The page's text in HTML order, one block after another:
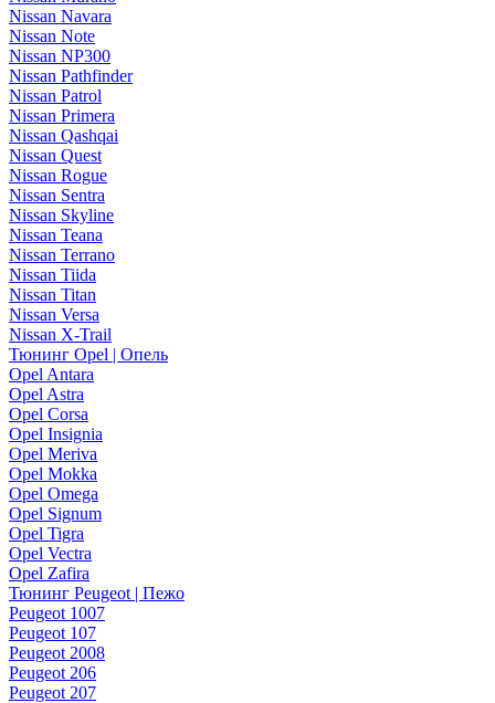
Nissan Navara
Nissan Note
Nissan NP300
Nissan Pathfinder
Nissan Patrol
Nissan Primera
Nissan Qashqai
Nissan Quest
Nissan Rogue
Nissan Sentra
Nissan Skyline
Nissan Teana
Nissan Terrano
Nissan Tiida
Nissan Titan
Nissan Versa
Nissan X-Trail
Тюнинг Opel | Опель
Opel Antara
Opel Astra
Opel Corsa
Opel Insignia
Opel Meriva
Opel Mokka
Opel Omega
Opel Signum
Opel Tigra
Opel Vectra
Opel Zafira
Тюнинг Peugeot | Пежо
Peugeot 1007
Peugeot 107
Peugeot 2008
Peugeot 206
Peugeot 207